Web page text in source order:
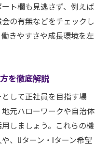
実現する理想の働き方
職場選びのコツ
求人応募の流れ
ト欄も見逃さず、例えば
の有無などをチェックし
きやすさや成長環境を左
を徹底解説
して正社員を目指す場
元ハローワークや自治体
しましょう。これらの機
、Uターン・Iターン希望